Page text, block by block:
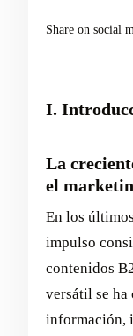
Share on social
I.
La
el
En los
impulso
contenidos
versátil se ha
información,